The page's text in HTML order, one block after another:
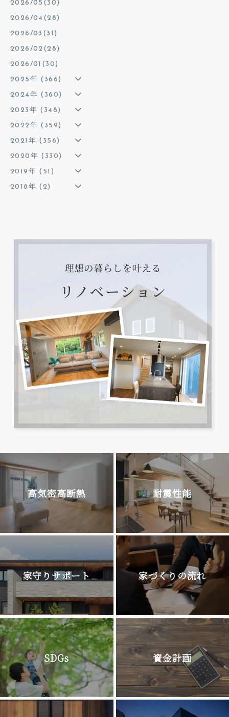
2026/05(30)
2026/04(28)
2026/03(31)
2026/02(28)
2026/01(30)
2025年 (366)
2024年 (360)
2023年 (348)
2022年 (359)
2021年 (356)
2020年 (330)
2019年 (51)
2018年 (2)
高気密高断熱 耐震性能
家守りサポート 家づくりの流れ
SDGs 資金計画